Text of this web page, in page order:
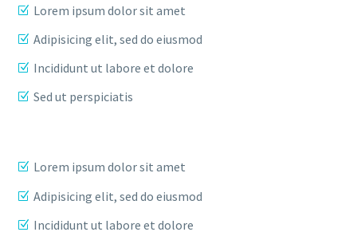
Lorem ipsum dolor sit amet
Adipisicing elit, sed do eiusmod
Incididunt ut labore et dolore
Sed ut perspiciatis
Lorem ipsum dolor sit amet
Adipisicing elit, sed do eiusmod
Incididunt ut labore et dolore